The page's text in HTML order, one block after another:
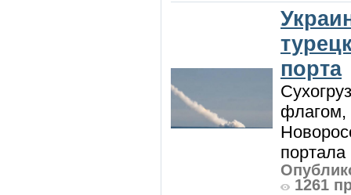
порта
флагом,
1261